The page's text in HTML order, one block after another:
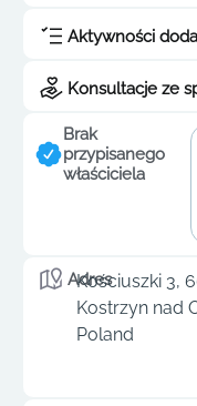
Aktywności
Konsultacje ze
Brak
przypisanego
właściciela
Adres
Kościuszki 3,
Kostrzyn nad
Poland